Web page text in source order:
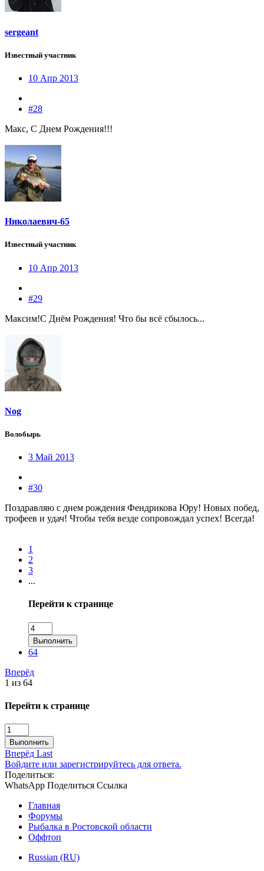
sergeant
Известный участник
10 Апр 2013
#28
Макс, С Днем Рождения!!!
Николаевич-65
Известный участник
10 Апр 2013
#29
Максим!С Днём Рождения! Что бы всё сбылось...
Nog
Волобырь
3 Май 2013
#30
Поздравляю с днем рождения Фендрикова Юру! Новых побед,
трофеев и удач! Чтобы тебя везде сопровождал успех! Всегда!
1
2
3
...
Перейти к странице
Выполнить
64
Вперёд
1 из 64
Перейти к странице
Выполнить
Вперёд Last
Войдите или зарегистрируйтесь для ответа.
Поделиться:
WhatsApp Поделиться Ссылка
Главная
Форумы
Рыбалка в Ростовской области
Оффтоп
Russian (RU)